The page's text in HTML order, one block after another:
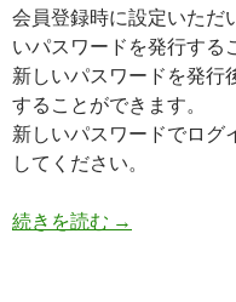
会員登録時に設定いただ
いパスワードを発行する
新しいパスワードを発行
することができます。
新しいパスワードでログ
してください。
続きを読む ログインパ
→